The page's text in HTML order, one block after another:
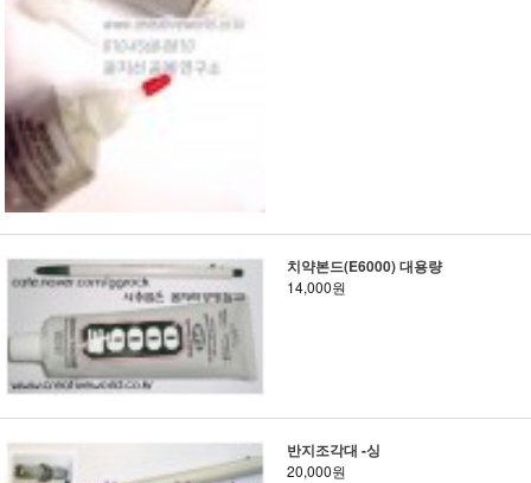
치약본드(E6000) 대용량
14,000원
반지조각대 -싱
20,000원